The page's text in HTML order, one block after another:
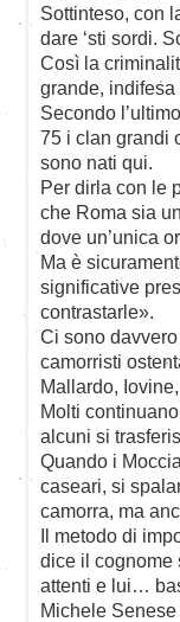
Sottinteso, con
dare ‘sti sordi.
Così la
grande, indifesa
Secondo
75 i clan grandi
sono nati qui.
Per dirla con le
che Roma sia
dove un’unica
Ma è
significative
contrastarle».
Ci sono
camorristi
Mallardo,
Molti
alcuni si
Quando i
caseari, si
camorra, ma
Il metodo di
dice il cognome
attenti e lui…
Michele